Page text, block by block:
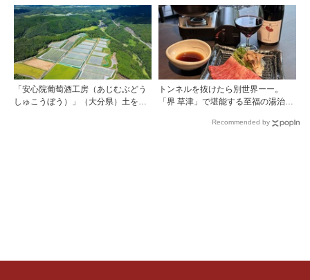
験！！
「安心院葡萄酒工房（あじむぶどう
しゅこうぼう）」（大分県）土を作
トンネルを抜けたら別世界ーー。
「界 草津」で堪能する至福の湯治と
Recommended by